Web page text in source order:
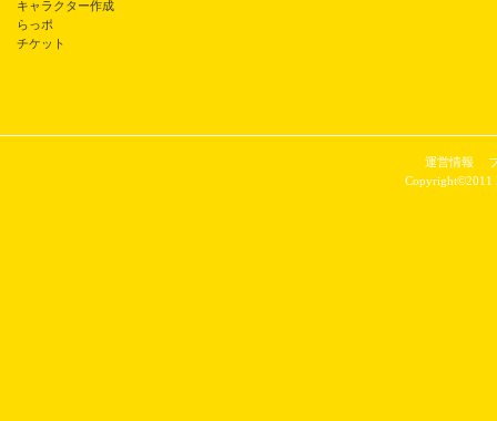
キャラクター作成
らっポ
チケット
運営情報
Copyright©2011